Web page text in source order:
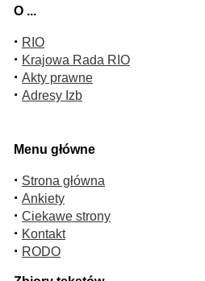
O ...
· RIO
· Krajowa Rada RIO
· Akty prawne
· Adresy Izb
Menu główne
· Strona główna
· Ankiety
· Ciekawe strony
· Kontakt
· RODO